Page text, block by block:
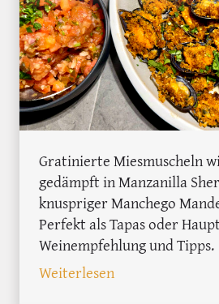
Gratinierte Miesmuscheln
gedämpft in Manzanilla
knuspriger Manchego
Perfekt als Tapas oder
Weinempfehlung und Tipps.
Weiterlesen